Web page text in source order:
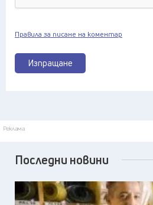
Изпращане
Правила за писане на коментар
Реклама
Последни новини